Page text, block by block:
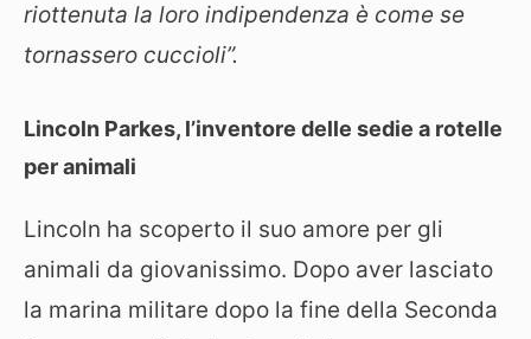
riottenuta la loro indipendenza è come se
tornassero cuccioli”.
Lincoln Parkes, l’inventore delle sedie a rotelle
per animali
Lincoln ha scoperto il suo amore per gli
animali da giovanissimo. Dopo aver lasciato
la marina militare dopo la fine della Seconda